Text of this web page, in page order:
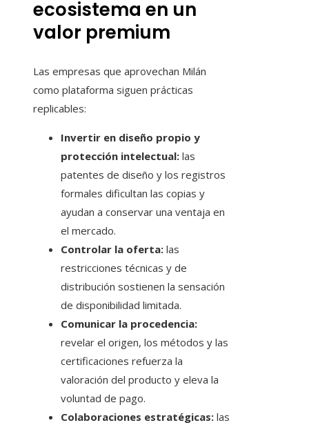
ecosistema en un
valor premium
Las empresas que aprovechan Milán
como plataforma siguen prácticas
replicables:
Invertir en diseño propio y
protección intelectual: las
patentes de diseño y los registros
formales dificultan las copias y
ayudan a conservar una ventaja en
el mercado.
Controlar la oferta: las
restricciones técnicas y de
distribución sostienen la sensación
de disponibilidad limitada.
Comunicar la procedencia:
revelar el origen, los métodos y las
certificaciones refuerza la
valoración del producto y eleva la
voluntad de pago.
Colaboraciones estratégicas: las